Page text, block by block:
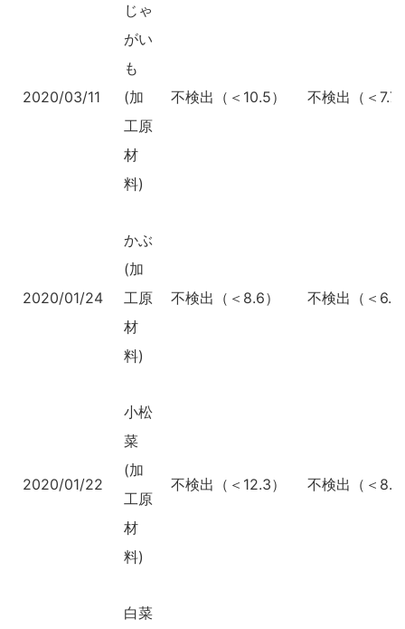
2020/03/11
じゃ
がい
も
(加
工原
材
料)
不検出（＜10.5） 不検出（＜7.7
2020/01/24
かぶ
(加
工原
材
料)
不検出（＜8.6） 不検出（＜6.3
2020/01/22
小松
菜
(加
工原
材
料)
不検出（＜12.3） 不検出（＜8.8
白菜